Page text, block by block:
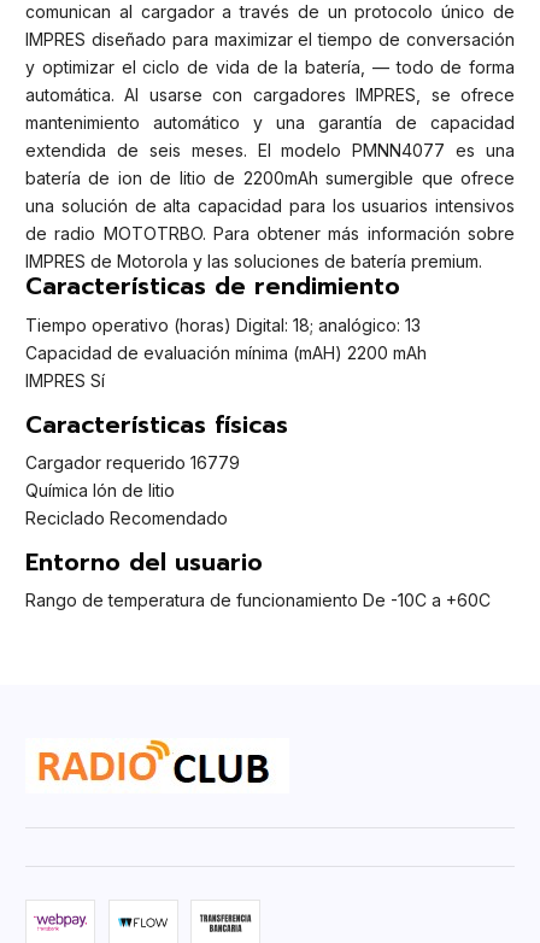
comunican al cargador a través de un protocolo único de
IMPRES diseñado para maximizar el tiempo de conversación
y optimizar el ciclo de vida de la batería, — todo de forma
automática. Al usarse con cargadores IMPRES, se ofrece
mantenimiento automático y una garantía de capacidad
extendida de seis meses. El modelo PMNN4077 es una
batería de ion de litio de 2200mAh sumergible que ofrece
una solución de alta capacidad para los usuarios intensivos
de radio MOTOTRBO. Para obtener más información sobre
IMPRES de Motorola y las soluciones de batería premium.
Características de rendimiento
Tiempo operativo (horas) Digital: 18; analógico: 13
Capacidad de evaluación mínima (mAH) 2200 mAh
IMPRES Sí
Características físicas
Cargador requerido 16779
Química Ión de litio
Reciclado Recomendado
Entorno del usuario
Rango de temperatura de funcionamiento De -10C a +60C